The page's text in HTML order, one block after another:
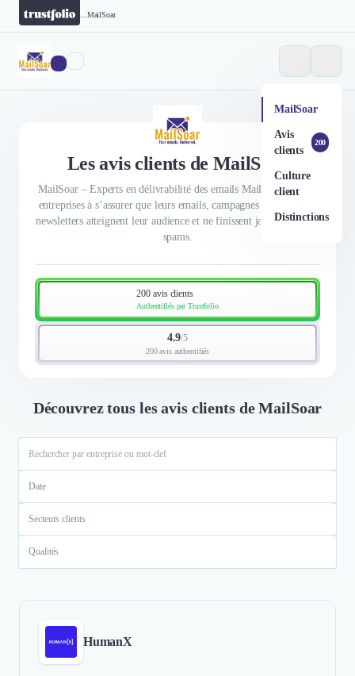
MailSoar
MailSoar
Avis
clients
200
Culture
client
Distinctions
Les avis clients de MailSoar
MailSoar – Experts en délivrabilité des emails MailSoar aide les
entreprises à s’assurer que leurs emails, campagnes marketing et
newsletters atteignent leur audience et ne finissent jamais dans les
spams.
200 avis clients
Authentifiés par Trustfolio
4.9/5
200 avis authentifiés
Découvrez tous les avis clients de MailSoar
Date
Secteurs clients
Qualités
HumanX